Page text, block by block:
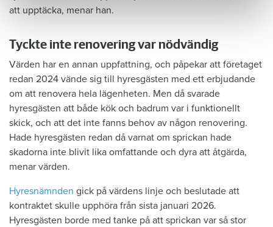
att upptäcka, menar han.
Tyckte inte renovering var nödvändig
Värden har en annan uppfattning, och påpekar att företaget
redan 2024 vände sig till hyresgästen med ett erbjudande
om att renovera hela lägenheten. Men då svarade
hyresgästen att både kök och badrum var i funktionellt
skick, och att det inte fanns behov av någon renovering.
Hade hyresgästen redan då varnat om sprickan hade
skadorna inte blivit lika omfattande och dyra att åtgärda,
menar värden.
Hyresnämnden gick på värdens linje och beslutade att
kontraktet skulle upphöra från sista januari 2026.
Hyresgästen borde med tanke på att sprickan var så stor